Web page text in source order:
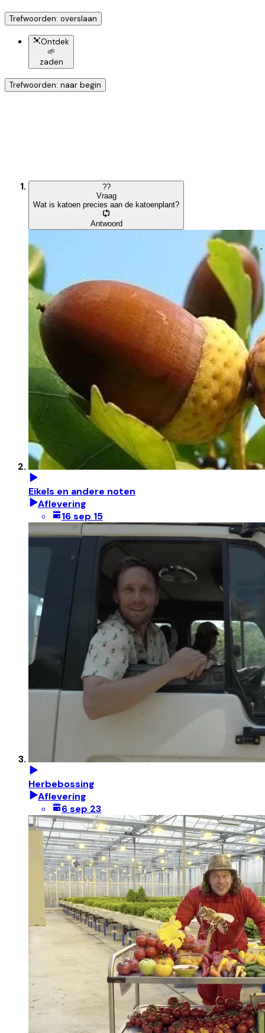
Trefwoorden: overslaan
Ontdek
🌱
zaden
Trefwoorden: naar begin
??
Vraag
Wat is katoen precies aan de katoenplant?
Antwoord
Eikels en andere noten
Aflevering
16 sep 15
Herbebossing
Aflevering
6 sep 23